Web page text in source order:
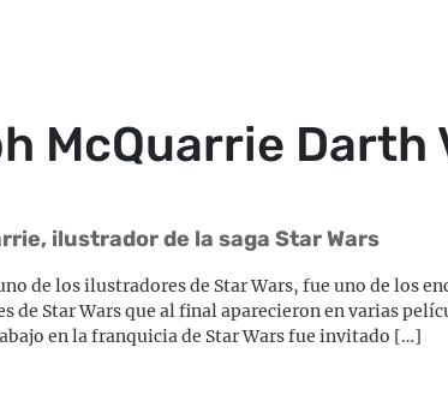
McQuarrie Darth
ilustrador de la saga Star Wars
de los ilustradores de Star Wars, fue uno de los
de Star Wars que al final aparecieron en varias
en la franquicia de Star Wars fue invitado […]